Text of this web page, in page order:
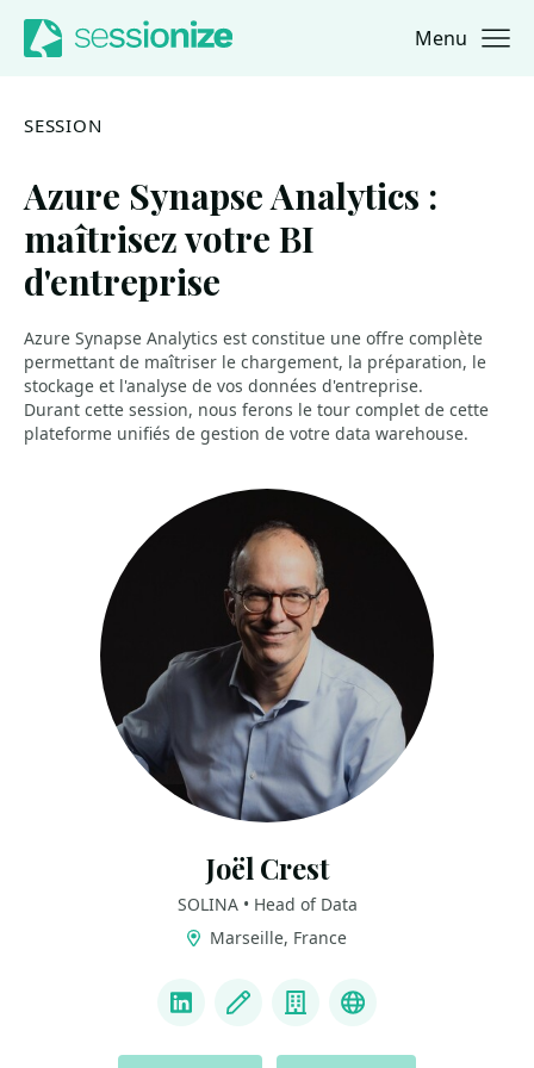
Jump to navigation
Jump to content Menu
SESSION
Azure Synapse Analytics :
maîtrisez votre BI
d'entreprise
Azure Synapse Analytics est constitue une offre complète
permettant de maîtriser le chargement, la préparation, le
stockage et l'analyse de vos données d'entreprise.
Durant cette session, nous ferons le tour complet de cette
plateforme unifiés de gestion de votre data warehouse.
Joël Crest
SOLINA • Head of Data
Marseille, France
LinkedInBlog CompanyYouTube